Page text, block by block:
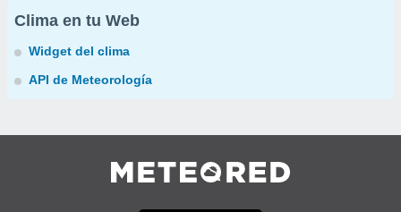
Clima en tu Web
Widget del clima
API de Meteorología